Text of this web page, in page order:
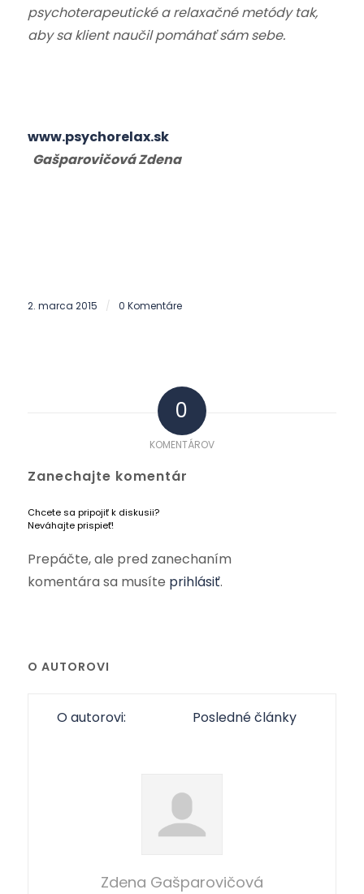
psychoterapeutické a relaxačné metódy tak,
aby sa klient naučil pomáhať sám sebe.
www.psychorelax.sk
Gašparovičová Zdena
2. marca 2015 / 0 Komentáre
0
KOMENTÁROV
Zanechajte komentár
Chcete sa pripojiť k diskusii?
Neváhajte prispieť!
Prepáčte, ale pred zanechaním
komentára sa musíte prihlásiť.
O AUTOROVI
O autorovi: Posledné články
Zdena Gašparovičová